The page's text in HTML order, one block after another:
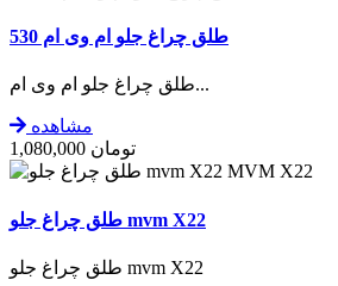
طلق چراغ جلو ام وی ام 530
طلق چراغ جلو ام وی ام...
مشاهده
1,080,000 تومان
MVM X22
طلق چراغ جلو mvm X22
طلق چراغ جلو mvm X22